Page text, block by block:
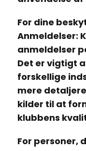
For dine
Anmeldelser:
anmeldelser
Det er vigtigt
forskellige
mere
kilder til at
klubbens
For personer,